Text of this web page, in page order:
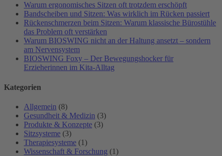
Warum ergonomisches Sitzen oft trotzdem erschöpft
Bandscheiben und Sitzen: Was wirklich im Rücken passiert
Rückenschmerzen beim Sitzen: Warum klassische Bürostühle
das Problem oft verstärken
Warum BIOSWING nicht an der Haltung ansetzt – sondern
am Nervensystem
BIOSWING Foxy – Der Bewegungshocker für
Erzieherinnen im Kita-Alltag
Kategorien
Allgemein (8)
Gesundheit & Medizin (3)
Produkte & Konzepte (3)
Sitzsysteme (3)
Therapiesysteme (1)
Wissenschaft & Forschung (1)